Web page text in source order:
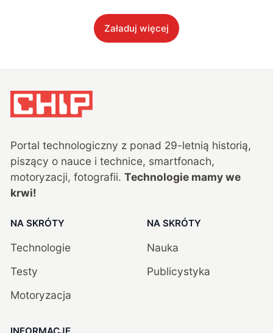
Załaduj więcej
Portal technologiczny z ponad 29-letnią historią,
piszący o nauce i technice, smartfonach,
motoryzacji, fotografii. Technologie mamy we
krwi!
NA SKRÓTY
Technologie
Testy
Motoryzacja
NA SKRÓTY
Nauka
Publicystyka
INFORMACJE